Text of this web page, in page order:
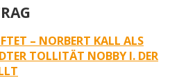
– NORBERT KALL ALS
TOLLITÄT NOBBY I. DER